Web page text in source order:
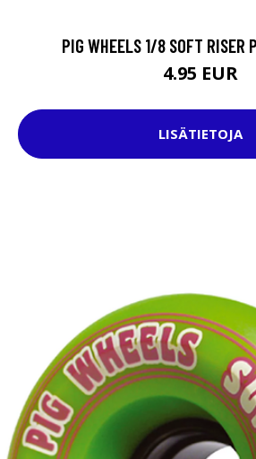
PIG WHEELS 1/8 SOFT RISER
4.95 EUR
LISÄTIETOJA